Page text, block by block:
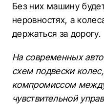
Без них машину
неровностях, а
держаться за дорогу.
На современных
схем подвески
компромиссом
чувствительной